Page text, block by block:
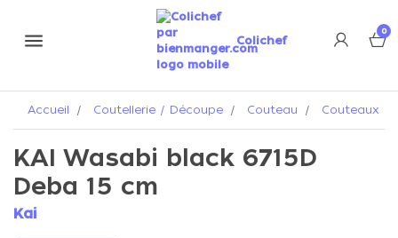
menu Colichef
0
Accueil Coutellerie / Découpe Couteau Couteaux
KAI Wasabi black 6715D
Deba 15 cm
Kai